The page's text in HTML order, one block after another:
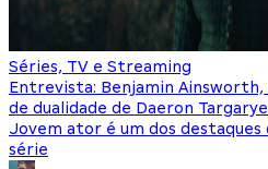
Séries, TV e Streaming
Entrevista: Benjamin Ainsworth,
de dualidade de Daeron
Jovem ator é um dos
série